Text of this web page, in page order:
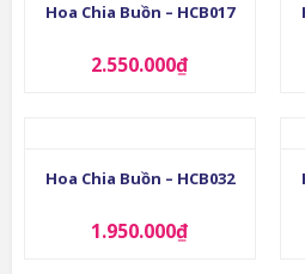
Hoa Chia Buồn – HCB017
2.550.000₫
Hoa Chia Buồn – HCB032
1.950.000₫